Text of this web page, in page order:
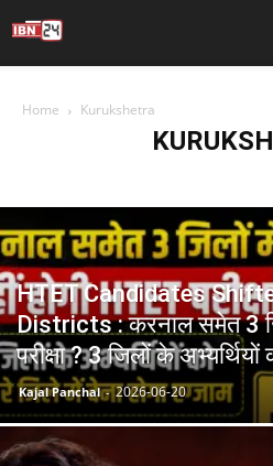
Home Kurukshetra
HTET Candidates
Districts : करनाल समेत 3
परीक्षा ? 3 जिलों के
Kajal Panchal - 2026-06-20